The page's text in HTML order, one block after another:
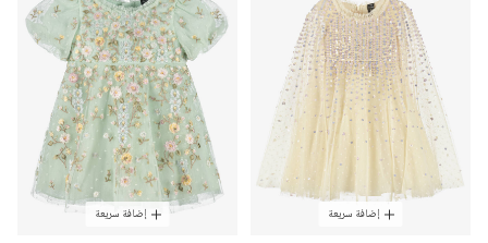
إضافة سريعة إضافة سريعة